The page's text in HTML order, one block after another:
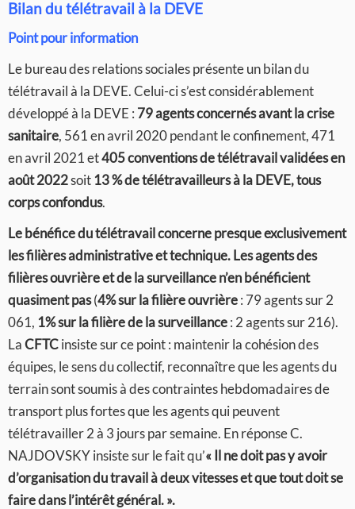
Bilan du télétravail à la DEVE
Point pour information
Le bureau des relations sociales présente un bilan du
télétravail à la DEVE. Celui-ci s’est considérablement
développé à la DEVE : 79 agents concernés avant la crise
sanitaire, 561 en avril 2020 pendant le confinement, 471
en avril 2021 et405 conventions de télétravail validées en
août 2022soit 13 % de télétravailleurs à la DEVE, tous
corps confondus.
Le bénéfice du télétravail concerne presque exclusivement
les filières administrative et technique. Les agents des
filières ouvrière et de la surveillance n’en bénéficient
quasiment pas(4% sur la filière ouvrière: 79 agents sur 2
061, 1% sur la filière de la surveillance: 2 agents sur 216).
LaCFTCinsiste sur ce point : maintenir la cohésion des
équipes, le sens du collectif, reconnaître que les agents du
terrain sont soumis à des contraintes hebdomadaires de
transport plus fortes que les agents qui peuvent
télétravailler 2 à 3 jours par semaine. En réponse C.
NAJDOVSKY insiste sur le fait qu’« Il ne doit pas y avoir
d’organisation du travail à deux vitesses et que tout doit se
faire dans l’intérêt général. ».